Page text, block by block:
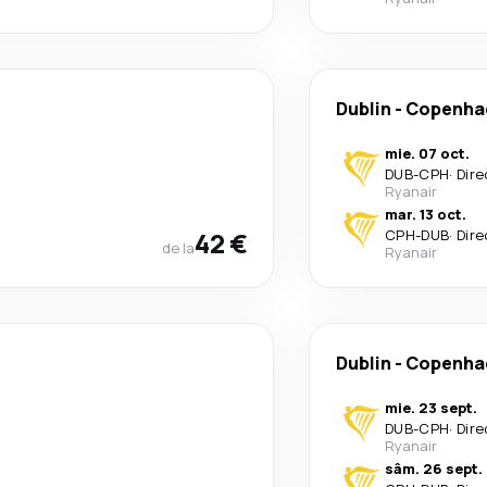
de la42 €
Dublin -
mie. 07 oct.
DUB-CPH·
Ryanair
mar. 13 oct.
CPH-DUB·
Ryanair
Dublin -
mie. 23 sept.
DUB-CPH·
Ryanair
sâm. 26 sept.